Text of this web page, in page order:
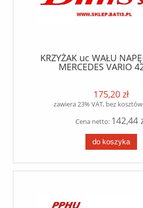
KRZYŻAK uc WAŁU
MERCEDES VARIO
175,20 zł
zawiera 23% VAT, bez
Cena netto: 142,44
do koszyka